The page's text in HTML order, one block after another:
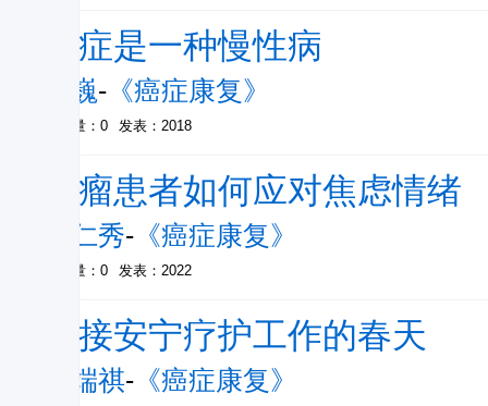
癌症是一种慢性病
刘巍- 《癌症康复》
被引量：0 发表：2018
肿瘤患者如何应对焦虑情绪
国仁秀- 《癌症康复》
被引量：0 发表：2022
迎接安宁疗护工作的春天
刘端祺- 《癌症康复》